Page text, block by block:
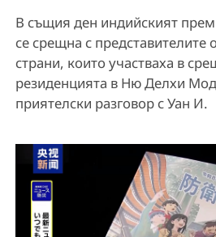
В същия ден индийският
се срещна с представителите
страни, които участваха в
резиденцията в Ню Делхи
приятелски разговор с Уан И.